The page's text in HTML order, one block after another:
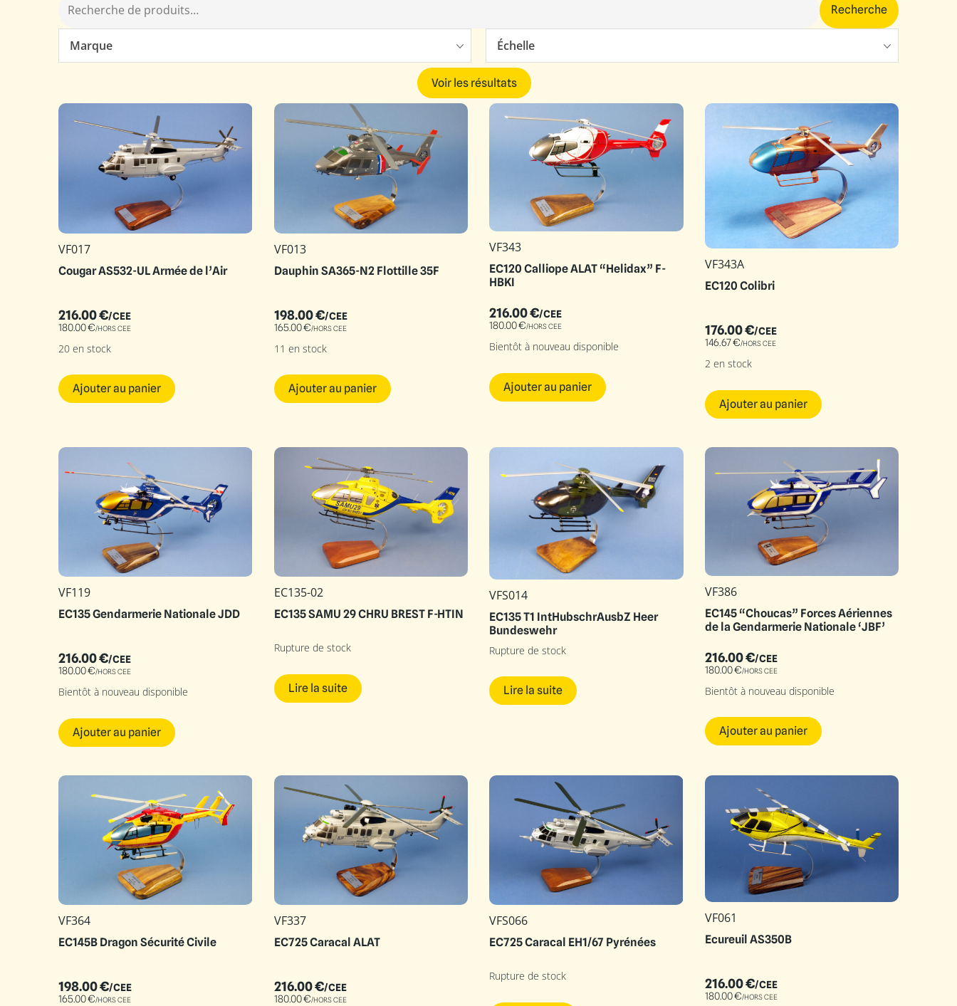
Recherche
Marque Échelle
Voir les résultats
VF017
Cougar AS532-UL Armée de l’Air
216.00€/CEE
180.00€/HORS CEE
20 en stock
Ajouter au panier
VF013
Dauphin SA365-N2 Flottille 35F
198.00€/CEE
165.00€/HORS CEE
11 en stock
Ajouter au panier
VF343
EC120 Calliope ALAT “Helidax” F-
HBKI
216.00€/CEE
180.00€/HORS CEE
Bientôt à nouveau disponible
Ajouter au panier
VF343A
EC120 Colibri
176.00€/CEE
146.67€/HORS CEE
2 en stock
Ajouter au panier
VF119
EC135 Gendarmerie Nationale JDD
216.00€/CEE
180.00€/HORS CEE
Bientôt à nouveau disponible
Ajouter au panier
EC135-02
EC135 SAMU 29 CHRU BREST F-HTIN
Rupture de stock
Lire la suite
VFS014
EC135 T1 IntHubschrAusbZ Heer
Bundeswehr
Rupture de stock
Lire la suite
VF386
EC145 “Choucas” Forces Aériennes
de la Gendarmerie Nationale ‘JBF’
216.00€/CEE
180.00€/HORS CEE
Bientôt à nouveau disponible
Ajouter au panier
VF364
EC145B Dragon Sécurité Civile
198.00€/CEE
165.00€/HORS CEE
VF337
EC725 Caracal ALAT
216.00€/CEE
180.00€/HORS CEE
VFS066
EC725 Caracal EH1/67 Pyrénées
Rupture de stock
VF061
Ecureuil AS350B
216.00€/CEE
180.00€/HORS CEE